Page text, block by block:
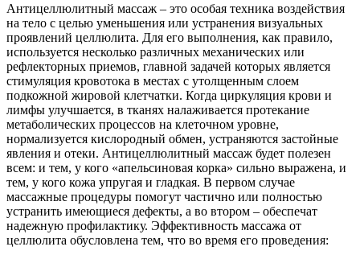
Антицеллюлитный массаж – это особая техника воздействия
на тело с целью уменьшения или устранения визуальных
проявлений целлюлита. Для его выполнения, как правило,
используется несколько различных механических или
рефлекторных приемов, главной задачей которых является
стимуляция кровотока в местах с утолщенным слоем
подкожной жировой клетчатки. Когда циркуляция крови и
лимфы улучшается, в тканях налаживается протекание
метаболических процессов на клеточном уровне,
нормализуется кислородный обмен, устраняются застойные
явления и отеки. Антицеллюлитный массаж будет полезен
всем: и тем, у кого «апельсиновая корка» сильно выражена, и
тем, у кого кожа упругая и гладкая. В первом случае
массажные процедуры помогут частично или полностью
устранить имеющиеся дефекты, а во втором – обеспечат
надежную профилактику. Эффективность массажа от
целлюлита обусловлена тем, что во время его проведения: